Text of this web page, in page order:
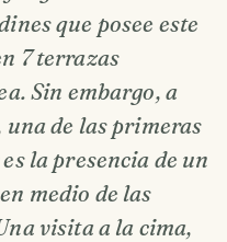
que posee este
7 terrazas
Sin embargo, a
de las primeras
la presencia de un
medio de las
visita a la cima,